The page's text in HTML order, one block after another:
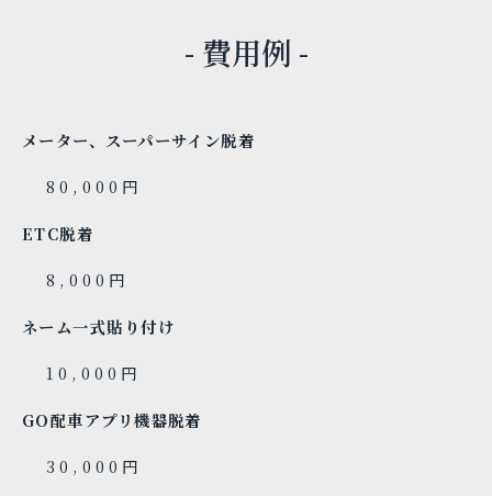
- 費用例 -
メーター、スーパーサイン脱着
80,000円
ETC脱着
8,000円
ネーム一式貼り付け
10,000円
GO配車アプリ機器脱着
30,000円